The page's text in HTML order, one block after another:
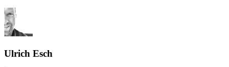
Ulrich Esch